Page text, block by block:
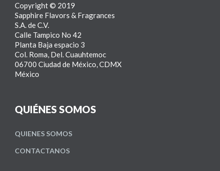
Copyright © 2019
Sapphire Flavors & Fragrances
S.A. de C.V.
Calle Tampico No 42
Planta Baja espacio 3
Col. Roma, Del. Cuauhtemoc
06700 Ciudad de México, CDMX
México
QUIÉNES SOMOS
QUIENES SOMOS
CONTACTANOS